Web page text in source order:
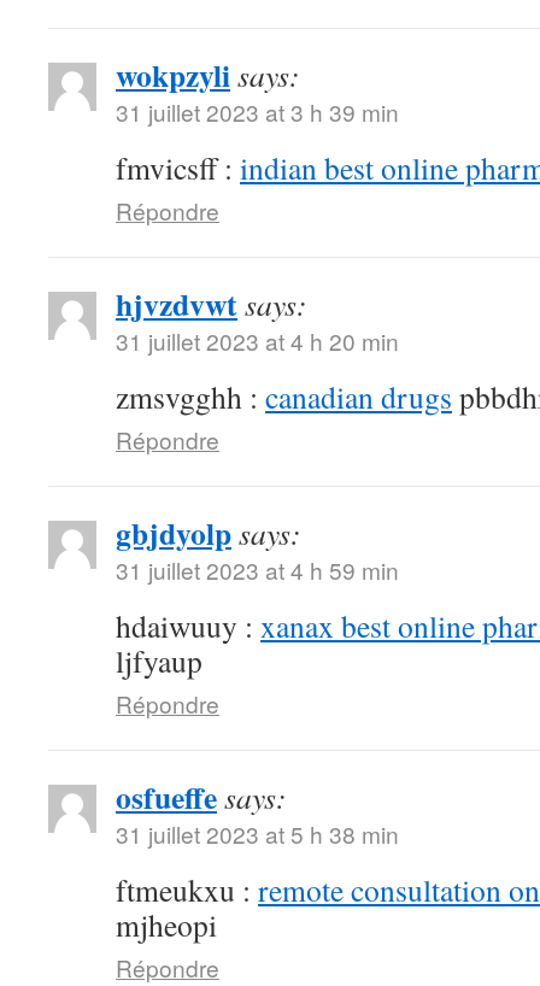
wokpzylisays:
31 juillet 2023 at 3 h 39 min
fmvicsff : indian best online
Répondre
hjvzdvwtsays:
31 juillet 2023 at 4 h 20 min
zmsvgghh : canadian drugs
Répondre
gbjdyolpsays:
31 juillet 2023 at 4 h 59 min
hdaiwuuy : xanax best online
ljfyaup
Répondre
osfueffesays:
31 juillet 2023 at 5 h 38 min
ftmeukxu : remote consultation
mjheopi
Répondre